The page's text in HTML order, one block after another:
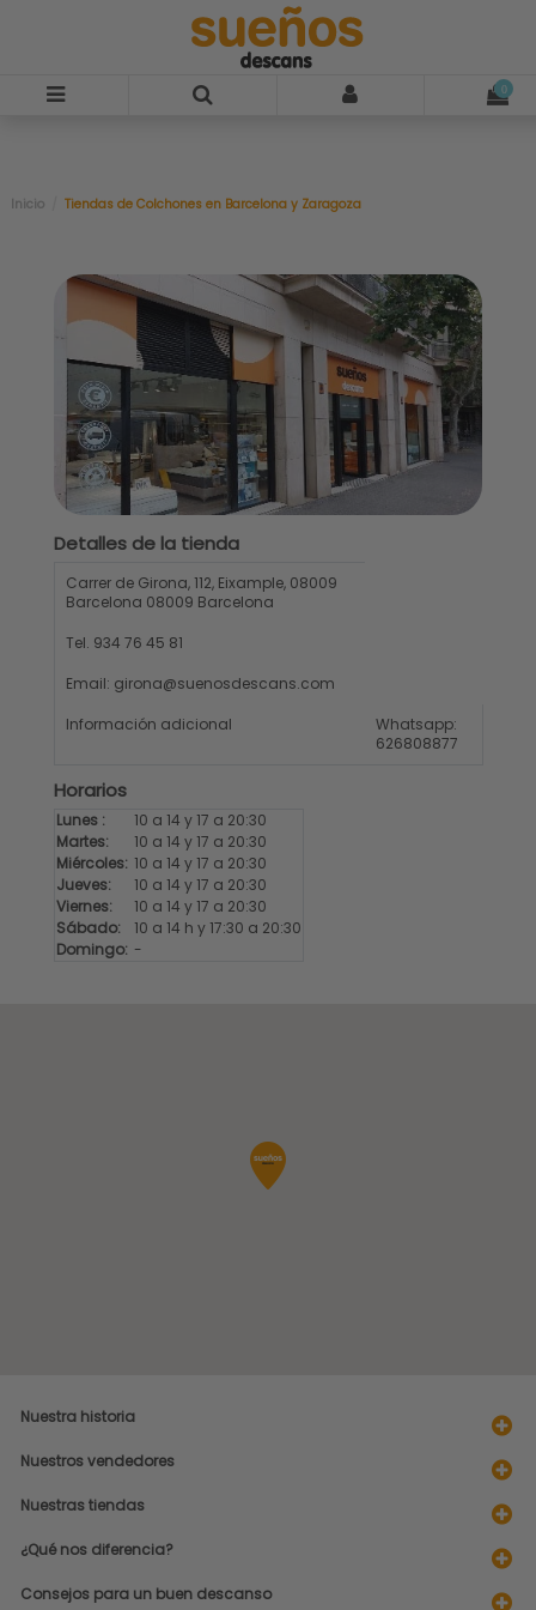
0
Inicio Tiendas de Colchones en Barcelona y Zaragoza
Detalles de la tienda
Carrer de Girona, 112, Eixample, 08009
Barcelona 08009 Barcelona
Tel. 934 76 45 81
Email: girona@suenosdescans.com
Información adicional
Whatsapp:
626808877
Horarios
Lunes :
10 a 14 y 17 a 20:30
Martes:
10 a 14 y 17 a 20:30
Miércoles: 10 a 14 y 17 a 20:30
Jueves:
10 a 14 y 17 a 20:30
Viernes:
10 a 14 y 17 a 20:30
Sábado:
10 a 14 h y 17:30 a 20:30
Domingo: -
Nuestra historia
Nuestros vendedores
Nuestras tiendas
¿Qué nos diferencia?
Consejos para un buen descanso